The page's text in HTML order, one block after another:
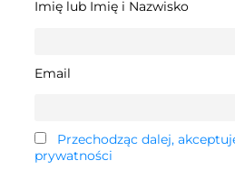
Imię lub Imię i Nazwisko
Email
Przechodząc dalej,
prywatności